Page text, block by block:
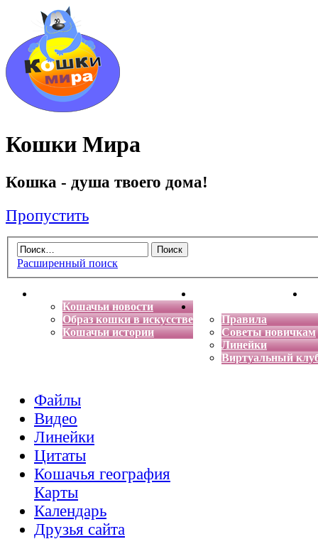
Кошки Мира
Кошка - душа твоего дома!
Пропустить
Расширенный поиск
Кошачьи новости
Образ кошки в искусстве
Кошачьи истории
Энциклопедия кошек
Правила
Советы новичкам
Линейки
Виртуальный
Файлы
Видео
Линейки
Цитаты
Кошачья география
Карты
Календарь
Друзья сайта